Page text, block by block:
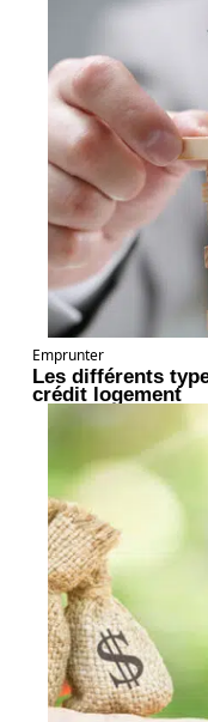
Emprunter
Les différents
crédit logement